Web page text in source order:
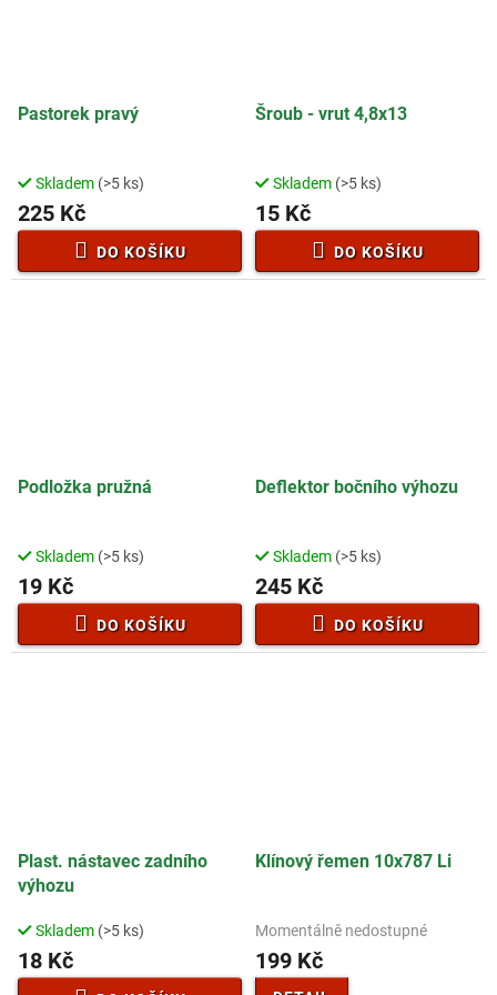
Pastorek pravý
Skladem (>5 ks)
225 Kč
DO KOŠÍKU
Šroub - vrut 4,8x13
Skladem (>5 ks)
15 Kč
DO KOŠÍKU
Podložka pružná
Skladem (>5 ks)
19 Kč
DO KOŠÍKU
Deflektor bočního výhozu
Skladem (>5 ks)
245 Kč
DO KOŠÍKU
Plast. nástavec zadního
výhozu
Skladem (>5 ks)
18 Kč
Klínový řemen 10x787 Li
Momentálně nedostupné
199 Kč